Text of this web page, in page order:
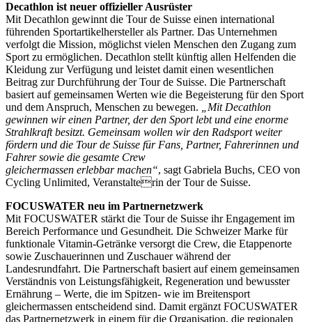
Decathlon ist neuer offizieller Ausrüster
Mit Decathlon gewinnt die Tour de Suisse einen international
führenden Sportartikelhersteller als Partner. Das Unternehmen
verfolgt die Mission, möglichst vielen Menschen den Zugang zum
Sport zu ermöglichen. Decathlon stellt künftig allen Helfenden die
Kleidung zur Verfügung und leistet damit einen wesentlichen
Beitrag zur Durchführung der Tour de Suisse. Die Partnerschaft
basiert auf gemeinsamen Werten wie die Begeisterung für den Sport
und dem Anspruch, Menschen zu bewegen.
„Mit Decathlon
gewinnen wir einen Partner, der den Sport lebt und eine enorme
Strahlkraft besitzt. Gemeinsam wollen wir den Radsport weiter
fördern und die Tour de Suisse für Fans, Partner, Fahrerinnen und
Fahrer sowie die gesamte Crew
gleichermassen erlebbar machen“, sagt Gabriela Buchs, CEO von
Cycling Unlimited, Veranstalterin der Tour de Suisse.
FOCUSWATER neu im Partnernetzwerk
Mit FOCUSWATER stärkt die Tour de Suisse ihr Engagement im
Bereich Performance und Gesundheit. Die Schweizer Marke für
funktionale Vitamin-Getränke versorgt die Crew, die Etappenorte
sowie Zuschauerinnen und Zuschauer während der
Landesrundfahrt. Die Partnerschaft basiert auf einem gemeinsamen
Verständnis von Leistungsfähigkeit, Regeneration und bewusster
Ernährung – Werte, die im Spitzen- wie im Breitensport
gleichermassen entscheidend sind. Damit ergänzt FOCUSWATER
das Partnernetzwerk in einem für die Organisation, die regionalen